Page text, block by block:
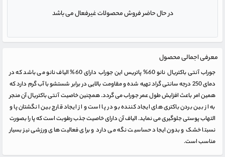
در حال حاضر فروش محصولات غیرفعال می باشد
معرفی اجمالی محصول
جوراب آنتی باکتریال نانو 60% پاتریس این جوراب دارای 60% الیاف نانو می باشد که در
دمای 250 درجه سانتی گراد تهیه شده و مقاومت بالایی در برابر شستشو با آب گرم دارد که
همین امر باعث افزایش طول عمر جوراب می گردد. همچنین خاصیت آنتی باکتریال آن منجر
به از بین بردن باکتری های ایجاد کننده بو در پا است و از ایجاد قارچ بین انگشتان پا و
التهاب پوستی جلوگیری می نماید. الیاف آن دارای خاصیت جذب رطوبت است که پا را بصورت
نسبتا خشک و بدون ایجاد حساسیت نگه می دارد و برای فعالیت های ورزشی نیز بسیار
مناسب است.